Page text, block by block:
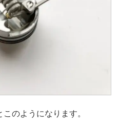
のようになります。